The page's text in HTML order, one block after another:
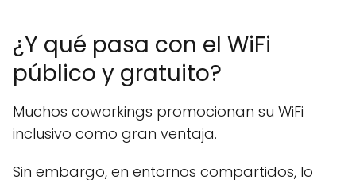
¿Y qué pasa con el WiFi
público y gratuito?
Muchos coworkings promocionan su WiFi
inclusivo como gran ventaja.
Sin embargo, en entornos compartidos, lo